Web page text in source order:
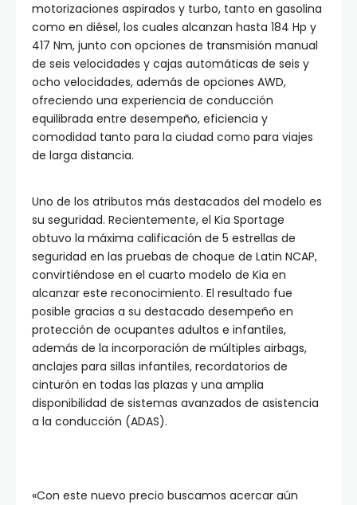
motorizaciones aspirados y turbo, tanto en gasolina
como en diésel, los cuales alcanzan hasta 184 Hp y
417 Nm, junto con opciones de transmisión manual
de seis velocidades y cajas automáticas de seis y
ocho velocidades, además de opciones AWD,
ofreciendo una experiencia de conducción
equilibrada entre desempeño, eficiencia y
comodidad tanto para la ciudad como para viajes
de larga distancia.
Uno de los atributos más destacados del modelo es
su seguridad. Recientemente, el Kia Sportage
obtuvo la máxima calificación de 5 estrellas de
seguridad en las pruebas de choque de Latin NCAP,
convirtiéndose en el cuarto modelo de Kia en
alcanzar este reconocimiento. El resultado fue
posible gracias a su destacado desempeño en
protección de ocupantes adultos e infantiles,
además de la incorporación de múltiples airbags,
anclajes para sillas infantiles, recordatorios de
cinturón en todas las plazas y una amplia
disponibilidad de sistemas avanzados de asistencia
a la conducción (ADAS).
«Con este nuevo precio buscamos acercar aún